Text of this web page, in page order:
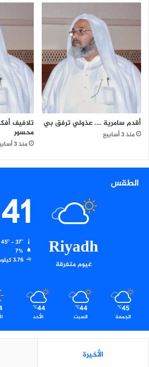
و
أقدم سامرية …. عذولي ترفق بي
منذ 3 أسابيع
تلافيف
محسور
منذ 3 أسابيع
الطقس
Riyadh
غيوم متفرقة
41
7%
3.76 كيلومتر/ساعة
45
℃
الجمعة
44
℃
السبت
44
℃
الأحد
الأخيرة